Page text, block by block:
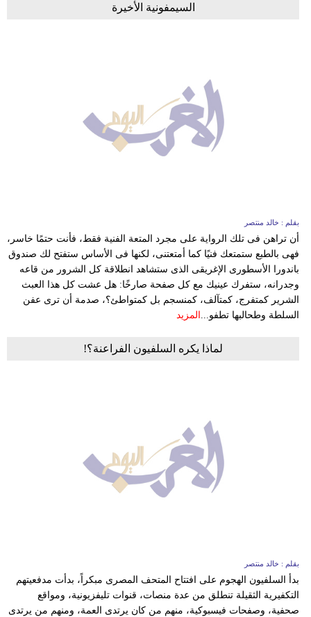
السيمفونية الأخيرة
بقلم : خالد منتصر
أن تراهن فى تلك الرواية على مجرد المتعة الفنية فقط، فأنت حتمًا خاسر،
فهى بالطبع ستمتعك فنيًا كما أمتعتنى، لكنها فى الأساس ستفتح لك صندوق
باندورا الأسطورى الإغريقى الذى ستشاهد انطلاقة كل الشرور من قاعه
وجدرانه، ستفرك عينيك مع كل صفحة صارخًا: هل عشت كل هذا العبث
الشرير كمتفرج، كمتآلف، كمنسجم بل كمتواطئ؟، صدمة أن ترى عفن
السلطة وطحالبها تطفو...
المزيد
لماذا يكره السلفيون الفراعنة؟!
بقلم : خالد منتصر
بدأ السلفيون الهجوم على افتتاح المتحف المصرى مبكراً، بدأت مدفعيتهم
التكفيرية الثقيلة تنطلق من عدة منصات، قنوات تليفزيونية، ومواقع
صحفية، وصفحات فيسبوكية، منهم من كان يرتدى العمة، ومنهم من يرتدى